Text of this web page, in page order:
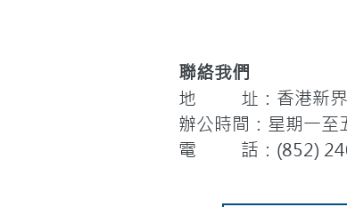
聯絡我們
地 址：香港新界
辦公時間：星期一
電 話：(852)